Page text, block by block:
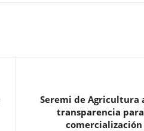
Seremi de Agricultura
transparencia
comercialización